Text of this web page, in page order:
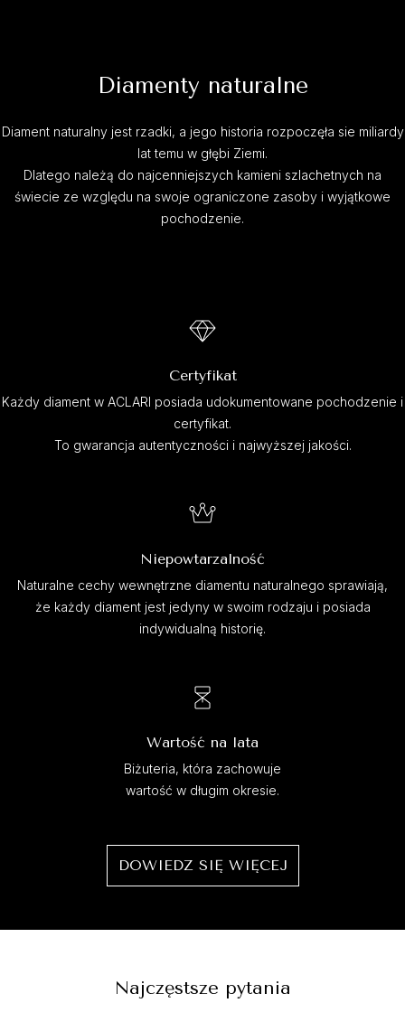
Diamenty naturalne
Diament naturalny jest rzadki, a jego historia rozpoczęła sie miliardy
lat temu w głębi Ziemi.
Dlatego należą do najcenniejszych kamieni szlachetnych na
świecie ze względu na swoje ograniczone zasoby i wyjątkowe
pochodzenie.
Certyfikat
Każdy diament w ACLARI posiada udokumentowane pochodzenie i
certyfikat.
To gwarancja autentyczności i najwyższej jakości.
Niepowtarzalność
Naturalne cechy wewnętrzne diamentu naturalnego sprawiają,
że każdy diament jest jedyny w swoim rodzaju i posiada
indywidualną historię.
Wartość na lata
Biżuteria, która zachowuje
wartość w długim okresie.
DOWIEDZ SIĘ WIĘCEJ
Najczęstsze pytania